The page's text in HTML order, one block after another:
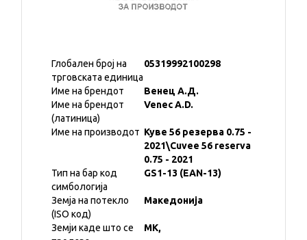
Глобален број на
трговската единица
05319992100298
Име на брендот
Венец А.Д.
Име на брендот
(латиница)
Venec A.D.
Име на производот Куве 56 резерва 0.75 -
2021\Cuvee 56 reserva
0.75 - 2021
Тип на бар код
симбологија
GS1-13 (EAN-13)
Земја на потекло
(ISO код)
Македонија
Земји каде што се
MK,